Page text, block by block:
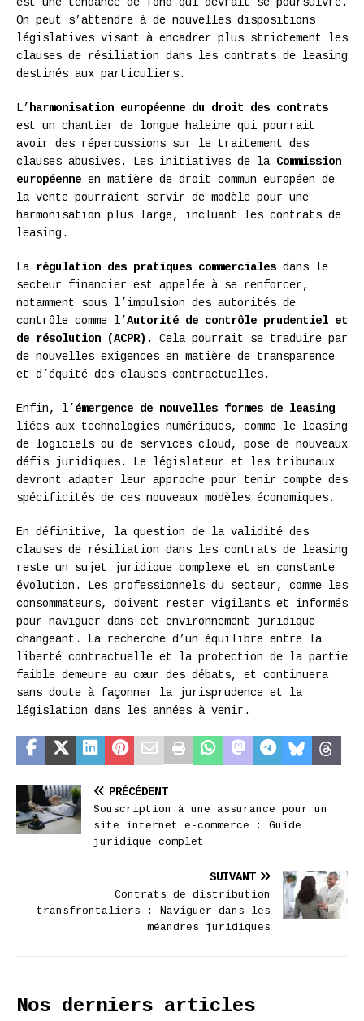
On peut s’attendre à de nouvelles dispositions
législatives visant à encadrer plus strictement les
clauses de résiliation dans les contrats de leasing
destinés aux particuliers.
L’ harmonisation européenne du droit des contrats
est un chantier de longue haleine qui pourrait
avoir des répercussions sur le traitement des
clauses abusives. Les initiatives de la Commission
européenne en matière de droit commun européen de
la vente pourraient servir de modèle pour une
harmonisation plus large, incluant les contrats de
leasing.
La régulation des pratiques commerciales dans le
secteur financier est appelée à se renforcer,
notamment sous l’impulsion des autorités de
contrôle comme l’Autorité de contrôle prudentiel et
de résolution (ACPR) . Cela pourrait se traduire par
de nouvelles exigences en matière de transparence
et d’équité des clauses contractuelles.
Enfin, l’ émergence de nouvelles formes de leasing
liées aux technologies numériques, comme le leasing
de logiciels ou de services cloud, pose de nouveaux
défis juridiques. Le législateur et les tribunaux
devront adapter leur approche pour tenir compte des
spécificités de ces nouveaux modèles économiques.
En définitive, la question de la validité des
clauses de résiliation dans les contrats de leasing
reste un sujet juridique complexe et en constante
évolution. Les professionnels du secteur, comme les
consommateurs, doivent rester vigilants et informés
pour naviguer dans cet environnement juridique
changeant. La recherche d’un équilibre entre la
liberté contractuelle et la protection de la partie
faible demeure au cœur des débats, et continuera
sans doute à façonner la jurisprudence et la
législation dans les années à venir.
PRÉCÉDENT
Souscription à une assurance pour un
site internet e-commerce : Guide
juridique complet
SUIVANT
Contrats de distribution
transfrontaliers : Naviguer dans les
méandres juridiques
Nos derniers articles